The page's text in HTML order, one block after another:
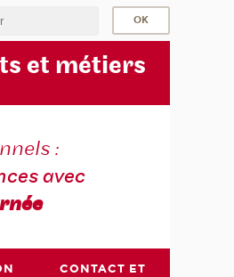
et métiers
:
avec
CONTACT ET